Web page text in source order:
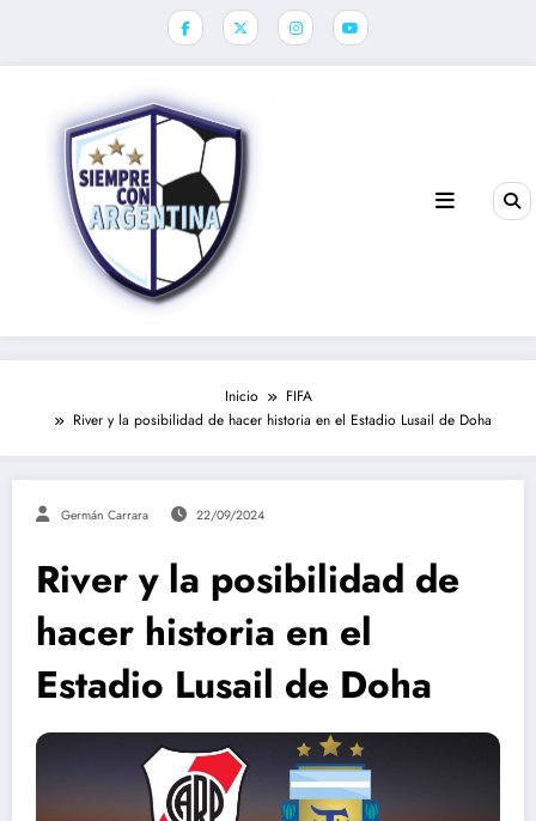
Inicio
FIFA
River y la posibilidad de hacer historia en el Estadio Lusail de Doha
Germán Carrara 22/09/2024
River y la posibilidad de
hacer historia en el
Estadio Lusail de Doha